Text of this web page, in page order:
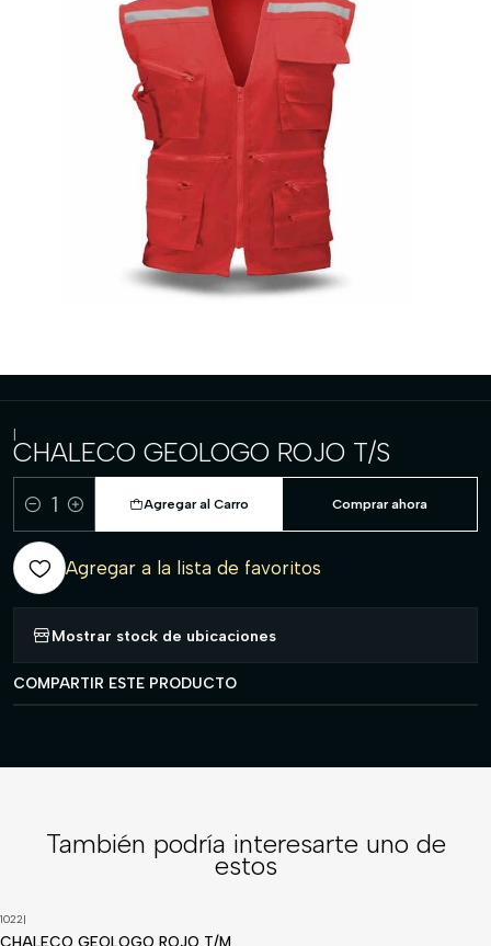
|
CHALECO GEOLOGO ROJO T/S
Cantidad
Agregar al Carro Comprar ahora
Agregar a la lista de favoritos
Mostrar stock de ubicaciones
COMPARTIR ESTE PRODUCTO
También podría interesarte uno de
estos
1022|
CHALECO GEOLOGO ROJO T/M